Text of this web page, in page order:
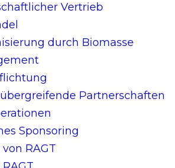
Vertrieb
durch Biomasse
Partnerschaften
Sponsoring
RAGT